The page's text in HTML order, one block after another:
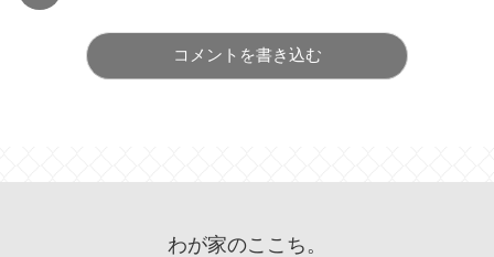
コメントを書き込む
わが家のここち。